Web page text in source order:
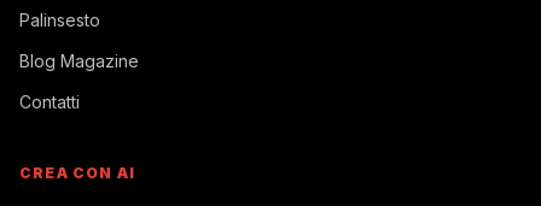
Palinsesto
Blog Magazine
Contatti
CREA CON AI